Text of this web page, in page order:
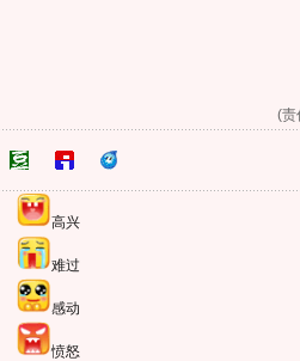
(责
高兴
难过
感动
愤怒